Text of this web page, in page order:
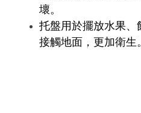
壞。
托盤用於擺放水果
接觸地面，更加衛生。